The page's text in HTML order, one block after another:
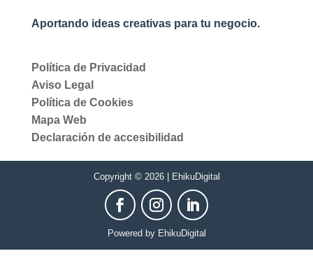
Aportando ideas creativas para tu negocio.
Política de Privacidad
Aviso Legal
Política de Cookies
Mapa Web
Declaración de accesibilidad
Copyright © 2026 | EhikuDigital
Powered by EhikuDigital